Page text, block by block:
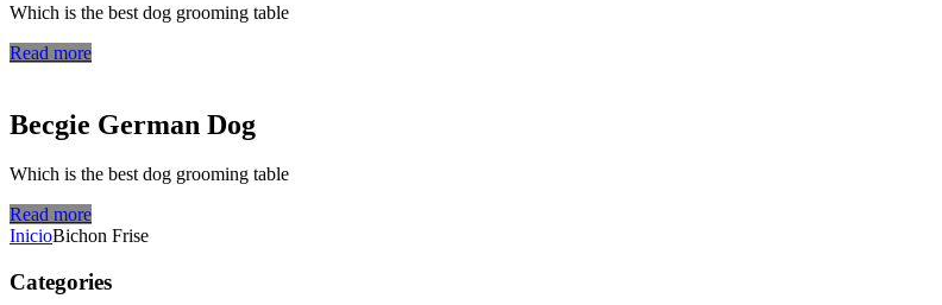
Which is the best dog grooming table
Read more
Becgie German Dog
Which is the best dog grooming table
Read more
InicioBichon Frise
Categories